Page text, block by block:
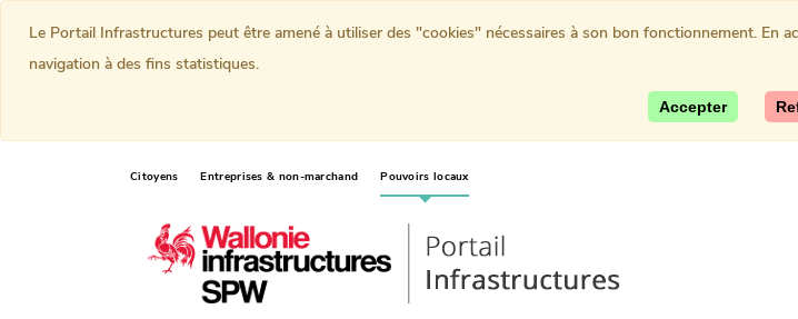
Citoyens Entreprises & non-marchand Pouvoirs locaux(current)
Le Portail Infrastructures peut être amené à utiliser des "cookies" nécessaires à son bon fonctionnement.
navigation à des fins statistiques.
Accepter